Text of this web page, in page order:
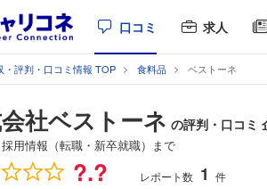
口コミ 求人
・評判・口コミ情報 TOP 食料品 ベストーネ
社ベストーネ の評判・口コミ
用情報（転職・新卒就職）まで
?.? レポート数 1 件